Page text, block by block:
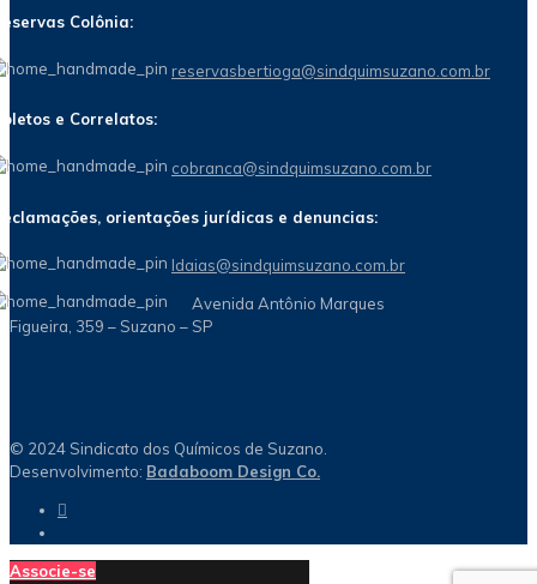
Colônia:
reservasbertioga@sindquimsuzano.com.br
e Correlatos:
cobranca@sindquimsuzano.com.br
orientações jurídicas e denuncias:
Idaias@sindquimsuzano.com.br
Avenida Antônio Marques
Figueira, 359 – Suzano – SP
© 2024 Sindicato dos Químicos de Suzano.
Desenvolvimento: Badaboom Design Co.
Associe-se